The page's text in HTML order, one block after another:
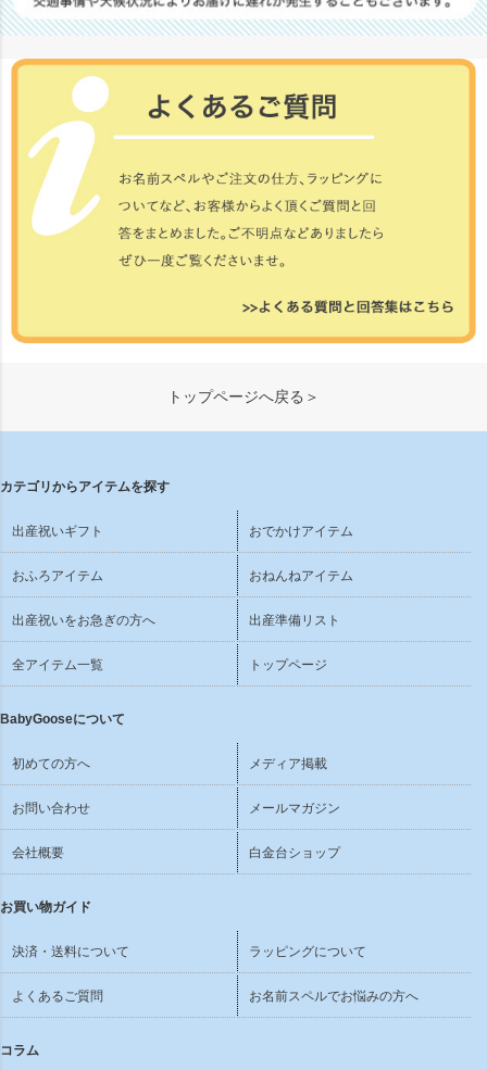
トップページへ戻る＞
カテゴリからアイテムを探す
出産祝いギフト おでかけアイテム
おふろアイテム おねんねアイテム
出産祝いをお急ぎの方へ 出産準備リスト
全アイテム一覧 トップページ
BabyGooseについて
初めての方へ メディア掲載
お問い合わせ メールマガジン
会社概要 白金台ショップ
お買い物ガイド
決済・送料について ラッピングについて
よくあるご質問 お名前スペルでお悩みの方へ
コラム